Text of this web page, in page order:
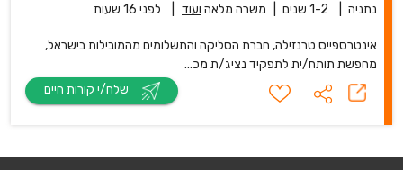
נתניה 1-2 שנים משרה מלאה ועוד לפני 16 שעות
אינטרספייס טרנזילה, חברת הסליקה והתשלומים מהמובילות בישראל,
מחפשת תותח/ית לתפקיד נציג/ת מכ...